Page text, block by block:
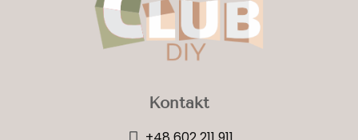
Kontakt